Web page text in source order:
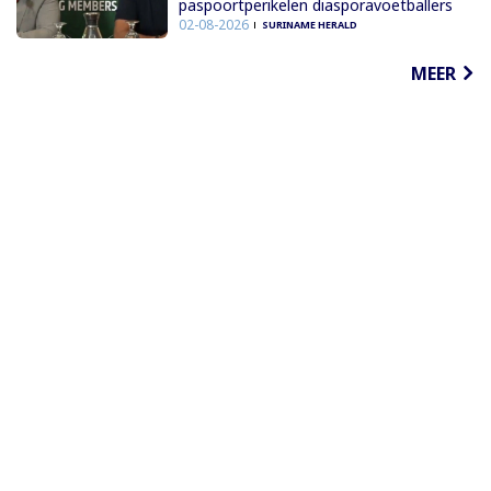
paspoortperikelen diasporavoetballers
02-08-2026 SURINAME HERALD
MEER